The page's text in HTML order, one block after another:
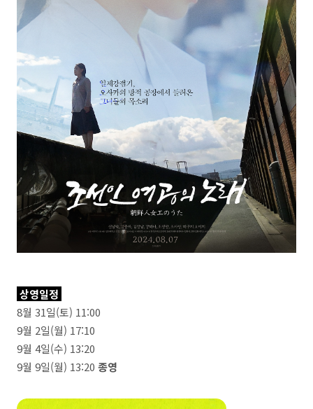
상영일정
8월 31일(토) 11:00
9월 2일(월) 17:10
9월 4일(수) 13:20
9월 9일(월) 13:20 종영